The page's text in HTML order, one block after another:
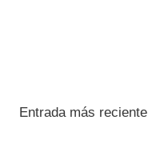
Entrada más reciente